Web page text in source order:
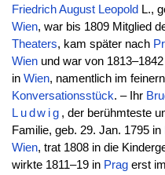
Friedrich August Leopold L.,
Wien, war bis 1809 Mitglied
Theaters, kam später nach
Wienund war von
in Wien, namentlich im feinern
Konversationsstück. – Ihr
Ludwig , der berühmteste
Familie, geb. 29. Jan. 1795 in
Wien, trat 1808 in die
wirkte 1811–19 in Pragerst im